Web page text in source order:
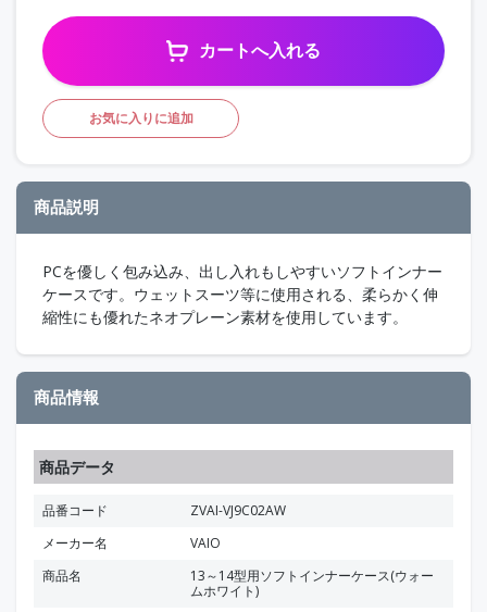
カートへ入れる
お気に入りに追加
商品説明
PCを優しく包み込み、出し入れもしやすいソフトインナー
ケースです。ウェットスーツ等に使用される、柔らかく伸
縮性にも優れたネオプレーン素材を使用しています。
商品情報
商品データ
品番コード
ZVAI-VJ9C02AW
メーカー名
VAIO
商品名
13～14型用ソフトインナーケース(ウォー
ムホワイト)